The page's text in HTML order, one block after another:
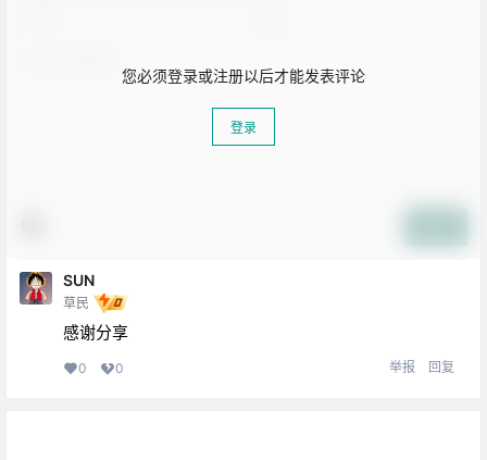
您必须登录或注册以后才能发表评论
登录
SUN
草民
感谢分享
0 0 举报 回复